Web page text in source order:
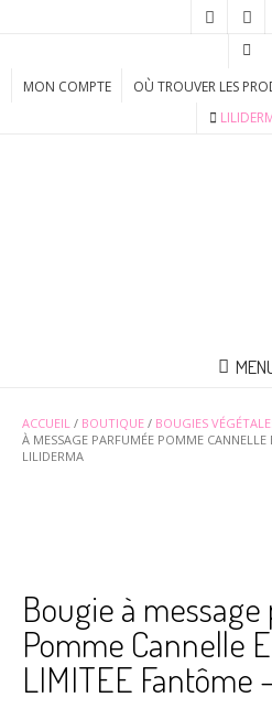
MON COMPTE OÙ TROUVER LES
ACCUEIL / BOUTIQUE / BOUGIES
À MESSAGE PARFUMÉE POMME
LILIDERMA
Bougie à
Pomme Cannelle
LIMITEE Fantôme